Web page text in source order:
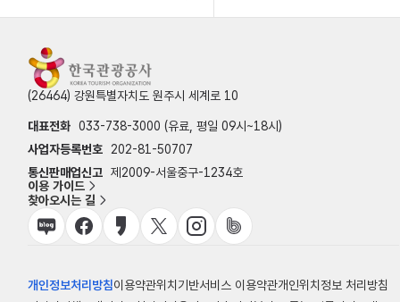
(26464) 강원특별자치도 원주시 세계로 10
대표전화 033-738-3000 (유료, 평일 09시~18시)
사업자등록번호
202-81-50707
통신판매업신고 제2009-서울중구-1234호
이용 가이드
찾아오시는 길
개인정보처리방침이용약관위치기반서비스 이용약관개인위치정보 처리방침